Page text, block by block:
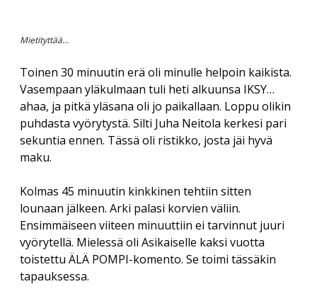
Mietityttää…
Toinen 30 minuutin erä oli minulle helpoin kaikista.
Vasempaan yläkulmaan tuli heti alkuunsa IKSY…
ahaa, ja pitkä yläsana oli jo paikallaan. Loppu olikin
puhdasta vyörytystä. Silti Juha Neitola kerkesi pari
sekuntia ennen. Tässä oli ristikko, josta jäi hyvä
maku.
Kolmas 45 minuutin kinkkinen tehtiin sitten
lounaan jälkeen. Arki palasi korvien väliin.
Ensimmäiseen viiteen minuuttiin ei tarvinnut juuri
vyörytellä. Mielessä oli Asikaiselle kaksi vuotta
toistettu ÄLÄ POMPI-komento. Se toimi tässäkin
tapauksessa.